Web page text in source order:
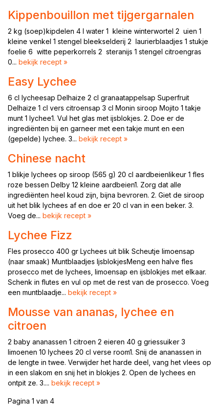
Kippenbouillon met tijgergarnalen
2 kg (soep)kipdelen 4 l water 1 kleine winterwortel 2 uien 1
kleine venkel 1 stengel bleekselderij 2 laurierblaadjes 1 stukje
foelie 6 witte peperkorrels 2 steranijs 1 stengel citroengras
0... bekijk recept »
Easy Lychee
6 cl lycheesap Delhaize 2 cl granaatappelsap Superfruit
Delhaize 1 cl vers citroensap 3 cl Monin siroop Mojito 1 takje
munt 1 lychee1. Vul het glas met ijsblokjes. 2. Doe er de
ingrediënten bij en garneer met een takje munt en een
(gepelde) lychee. 3... bekijk recept »
Chinese nacht
1 blikje lychees op siroop (565 g) 20 cl aardbeienlikeur 1 fles
roze bessen Delby 12 kleine aardbeien1. Zorg dat alle
ingrediënten heel koud zijn, bijna bevroren. 2. Giet de siroop
uit het blik lychees af en doe er 20 cl van in een beker. 3.
Voeg de... bekijk recept »
Lychee Fizz
Fles prosecco 400 gr Lychees uit blik Scheutje limoensap
(naar smaak) Muntblaadjes IjsblokjesMeng een halve fles
prosecco met de lychees, limoensap en ijsblokjes met elkaar.
Schenk in flutes en vul op met de rest van de prosecco. Voeg
een muntblaadje... bekijk recept »
Mousse van ananas, lychee en
citroen
2 baby ananassen 1 citroen 2 eieren 40 g griessuiker 3
limoenen 10 lychees 20 cl verse room1. Snij de ananassen in
de lengte in twee. Verwijder het harde deel, vang het vlees op
in een slakom en snij het in blokjes 2. Open de lychees en
ontpit ze. 3.... bekijk recept »
Pagina 1 van 4